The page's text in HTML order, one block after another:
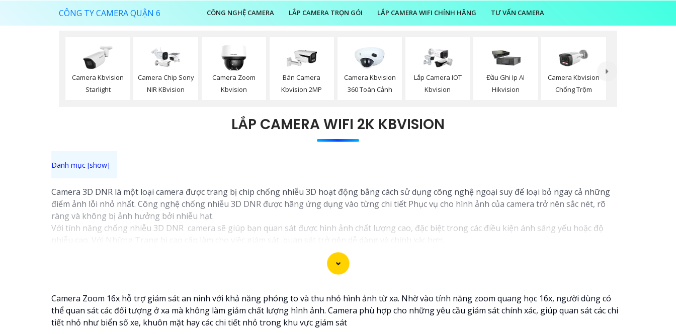
CÔNG TY CAMERA QUẬN 6 CÔNG NGHỆ CAMERA LẮP CAMERA TRỌN GÓI LẮP CAMERA WIFI CHÍNH HÃNG TƯ VẤN CAMERA
Camera Kbvision
Starlight
Camera Chip Sony
NIR KBvision
Camera Zoom
Kbvision
Bán Camera
Kbvision 2MP
Camera Kbvision
360 Toàn Cảnh
Lắp Camera IOT
Kbvision
Đầu Ghi Ip AI
Hikvision
Camera Kbvision
Chống Trộm
LẮP CAMERA WIFI 2K KBVISION
Camera 3D DNR là một loại camera được trang bị chip chống nhiễu 3D hoạt động bằng cách sử dụng công nghệ ngoại suy để loại bỏ ngay cả những
điểm ảnh lỗi nhỏ nhất. Công nghệ chống nhiễu 3D DNR được hãng ứng dụng vào từng chi tiết Phục vụ cho hình ảnh của camera trở nên sắc nét, rõ
ràng và không bị ảnh hưởng bởi nhiễu hạt.
Với tính năng chống nhiễu 3D DNR camera sẽ giúp bạn quan sát được hình ảnh chất lượng cao, đặc biệt trong các điều kiện ánh sáng yếu hoặc độ
nhiễu cao. Với Những Trang bị cao cấp làm cho việc giám sát, quan sát trở nên dễ dàng và chính xác hơn.
Camera Zoom 16x hỗ trợ giám sát an ninh với khả năng phóng to và thu nhỏ hình ảnh từ xa. Nhờ vào tính năng zoom quang học 16x, người dùng có
thể quan sát các đối tượng ở xa mà không làm giảm chất lượng hình ảnh. Camera phù hợp cho những yêu cầu giám sát chính xác, giúp quan sát các chi
tiết nhỏ như biển số xe, khuôn mặt hay các chi tiết nhỏ trong khu vực giám sát